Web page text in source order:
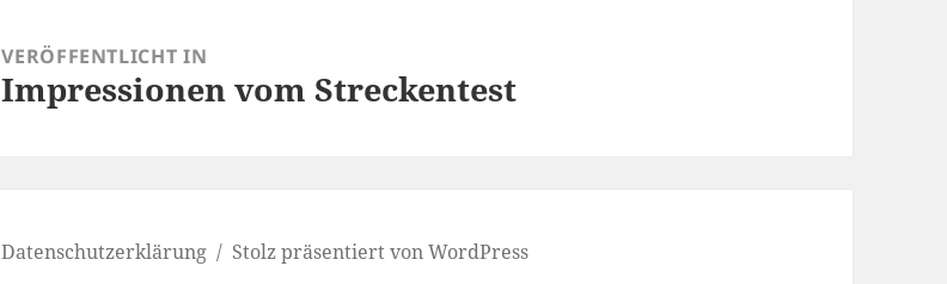
VERÖFFENTLICHT IN
Impressionen vom Streckentest
Datenschutzerklärung Stolz präsentiert von WordPress